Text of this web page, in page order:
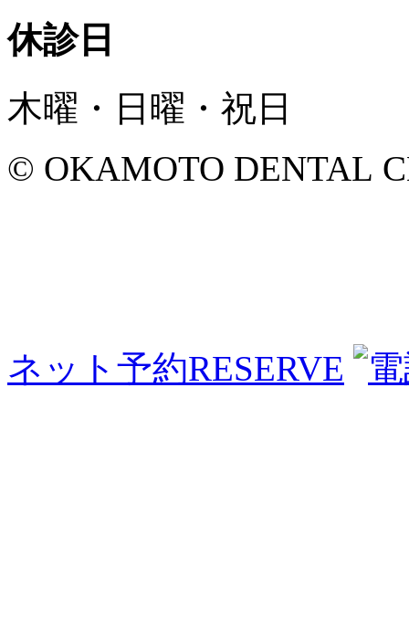
休診日
木曜・日曜・祝日
© OKAMOTO DENTAL
ネット予約RESERVE